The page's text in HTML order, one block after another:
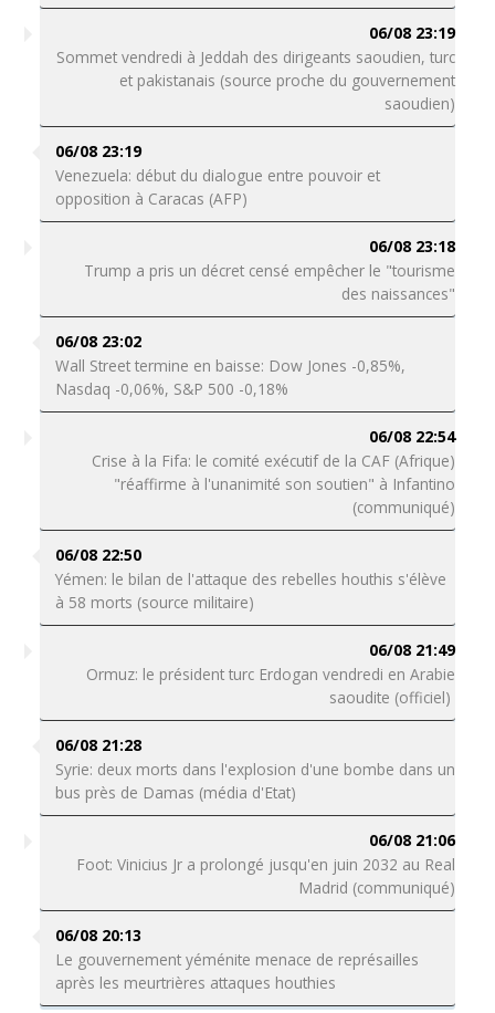
06/08 23:19
Sommet vendredi à Jeddah des dirigeants saoudien, turc
et pakistanais (source proche du gouvernement
saoudien)
06/08 23:19
Venezuela: début du dialogue entre pouvoir et
opposition à Caracas (AFP)
06/08 23:18
Trump a pris un décret censé empêcher le "tourisme
des naissances"
06/08 23:02
Wall Street termine en baisse: Dow Jones -0,85%,
Nasdaq -0,06%, S&P 500 -0,18%
06/08 22:54
Crise à la Fifa: le comité exécutif de la CAF (Afrique)
"réaffirme à l'unanimité son soutien" à Infantino
(communiqué)
06/08 22:50
Yémen: le bilan de l'attaque des rebelles houthis s'élève
à 58 morts (source militaire)
06/08 21:49
Ormuz: le président turc Erdogan vendredi en Arabie
saoudite (officiel)
06/08 21:28
Syrie: deux morts dans l'explosion d'une bombe dans un
bus près de Damas (média d'Etat)
06/08 21:06
Foot: Vinicius Jr a prolongé jusqu'en juin 2032 au Real
Madrid (communiqué)
06/08 20:13
Le gouvernement yéménite menace de représailles
après les meurtrières attaques houthies